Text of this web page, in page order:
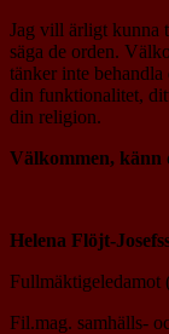
Jag vill ärligt kunna
säga de orden.
tänker inte
din funktionalitet,
din religion.
Välkommen, känn
Helena Flöjt-
Fullmäktigeledamot
Fil.mag. samhälls-